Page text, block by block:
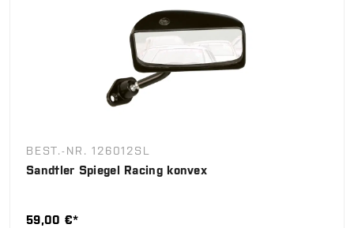
BEST.-NR. 126012SL
Sandtler Spiegel Racing konvex
59,00 €*